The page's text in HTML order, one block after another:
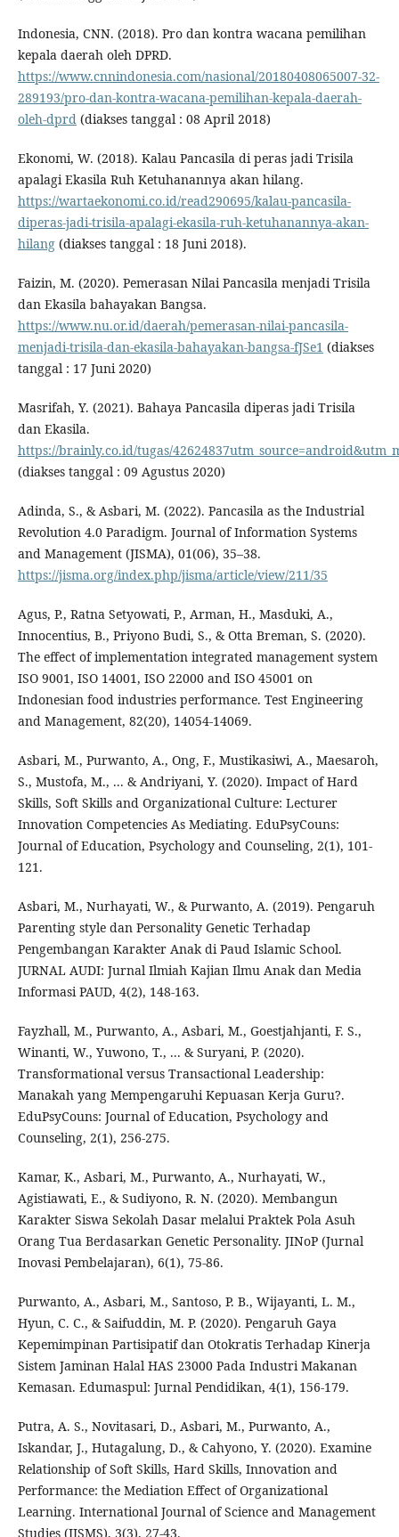
Indonesia, CNN. (2018). Pro dan kontra wacana pemilihan
kepala daerah oleh DPRD.
https://www.cnnindonesia.com/nasional/20180408065007-32-
289193/pro-dan-kontra-wacana-pemilihan-kepala-daerah-
oleh-dprd(diakses tanggal : 08 April 2018)
Ekonomi, W. (2018). Kalau Pancasila di peras jadi Trisila
apalagi Ekasila Ruh Ketuhanannya akan hilang.
https://wartaekonomi.co.id/read290695/kalau-pancasila-
diperas-jadi-trisila-apalagi-ekasila-ruh-ketuhanannya-akan-
hilang(diakses tanggal : 18 Juni 2018).
Faizin, M. (2020). Pemerasan Nilai Pancasila menjadi Trisila
dan Ekasila bahayakan Bangsa.
https://www.nu.or.id/daerah/pemerasan-nilai-pancasila-
menjadi-trisila-dan-ekasila-bahayakan-bangsa-fJSe1 (diakses
tanggal : 17 Juni 2020)
Masrifah, Y. (2021). Bahaya Pancasila diperas jadi Trisila
dan Ekasila.
https://brainly.co.id/tugas/
(diakses tanggal : 09 Agustus 2020)
Adinda, S., & Asbari, M. (2022). Pancasila as the Industrial
Revolution 4.0 Paradigm. Journal of Information Systems
and Management (JISMA), 01(06), 35–38.
https://jisma.org/index.php/jisma/article/view/211/35
Agus, P., Ratna Setyowati, P., Arman, H., Masduki, A.,
Innocentius, B., Priyono Budi, S., & Otta Breman, S. (2020).
The effect of implementation integrated management system
ISO 9001, ISO 14001, ISO 22000 and ISO 45001 on
Indonesian food industries performance. Test Engineering
and Management, 82(20), 14054-14069.
Asbari, M., Purwanto, A., Ong, F., Mustikasiwi, A., Maesaroh,
S., Mustofa, M., ... & Andriyani, Y. (2020). Impact of Hard
Skills, Soft Skills and Organizational Culture: Lecturer
Innovation Competencies As Mediating. EduPsyCouns:
Journal of Education, Psychology and Counseling, 2(1), 101-
121.
Asbari, M., Nurhayati, W., & Purwanto, A. (2019). Pengaruh
Parenting style dan Personality Genetic Terhadap
Pengembangan Karakter Anak di Paud Islamic School.
JURNAL AUDI: Jurnal Ilmiah Kajian Ilmu Anak dan Media
Informasi PAUD, 4(2), 148-163.
Fayzhall, M., Purwanto, A., Asbari, M., Goestjahjanti, F. S.,
Winanti, W., Yuwono, T., ... & Suryani, P. (2020).
Transformational versus Transactional Leadership:
Manakah yang Mempengaruhi Kepuasan Kerja Guru?.
EduPsyCouns: Journal of Education, Psychology and
Counseling, 2(1), 256-275.
Kamar, K., Asbari, M., Purwanto, A., Nurhayati, W.,
Agistiawati, E., & Sudiyono, R. N. (2020). Membangun
Karakter Siswa Sekolah Dasar melalui Praktek Pola Asuh
Orang Tua Berdasarkan Genetic Personality. JINoP (Jurnal
Inovasi Pembelajaran), 6(1), 75-86.
Purwanto, A., Asbari, M., Santoso, P. B., Wijayanti, L. M.,
Hyun, C. C., & Saifuddin, M. P. (2020). Pengaruh Gaya
Kepemimpinan Partisipatif dan Otokratis Terhadap Kinerja
Sistem Jaminan Halal HAS 23000 Pada Industri Makanan
Kemasan. Edumaspul: Jurnal Pendidikan, 4(1), 156-179.
Putra, A. S., Novitasari, D., Asbari, M., Purwanto, A.,
Iskandar, J., Hutagalung, D., & Cahyono, Y. (2020). Examine
Relationship of Soft Skills, Hard Skills, Innovation and
Performance: the Mediation Effect of Organizational
Learning. International Journal of Science and Management
Studies (IJSMS), 3(3), 27-43.